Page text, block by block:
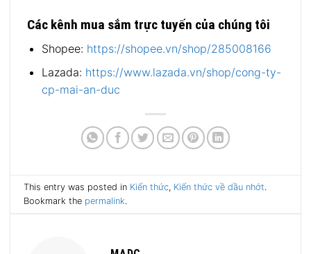
Các kênh mua sắm trực tuyến của chúng tôi
Shopee: https://shopee.vn/shop/285008166
Lazada: https://www.lazada.vn/shop/cong-ty-
cp-mai-an-duc
This entry was posted in Kiến thức, Kiến thức về dầu nhớt.
Bookmark the permalink.